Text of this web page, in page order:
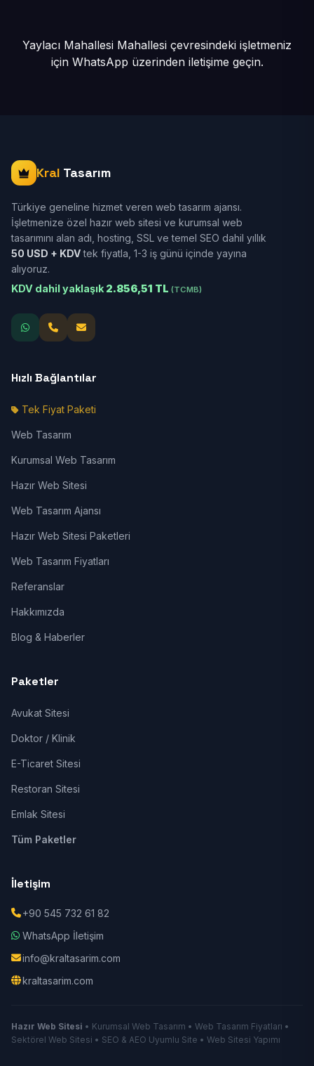
Yaylacı Mahallesi Mahallesi çevresindeki işletmeniz
için WhatsApp üzerinden iletişime geçin.
Kral Tasarım
Türkiye geneline hizmet veren web tasarım ajansı.
İşletmenize özel hazır web sitesi ve kurumsal web
tasarımını alan adı, hosting, SSL ve temel SEO dahil yıllık
50 USD + KDVtek fiyatla, 1-3 iş günü içinde yayına
alıyoruz.
KDV dahil yaklaşık 2.856,51 TL (TCMB)
Hızlı Bağlantılar
Tek Fiyat Paketi
Web Tasarım
Kurumsal Web Tasarım
Hazır Web Sitesi
Web Tasarım Ajansı
Hazır Web Sitesi Paketleri
Web Tasarım Fiyatları
Referanslar
Hakkımızda
Blog & Haberler
Paketler
Avukat Sitesi
Doktor / Klinik
E-Ticaret Sitesi
Restoran Sitesi
Emlak Sitesi
Tüm Paketler
İletişim
+90 545 732 61 82
WhatsApp İletişim
info@kraltasarim.com
kraltasarim.com
Hazır Web Sitesi • Kurumsal Web Tasarım • Web Tasarım Fiyatları •
Sektörel Web Sitesi • SEO & AEO Uyumlu Site • Web Sitesi Yapımı